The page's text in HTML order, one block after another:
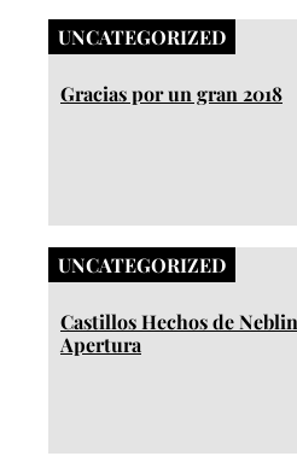
UNCATEGORIZED
Gracias por un gran 2018
UNCATEGORIZED
Castillos Hechos de
Apertura